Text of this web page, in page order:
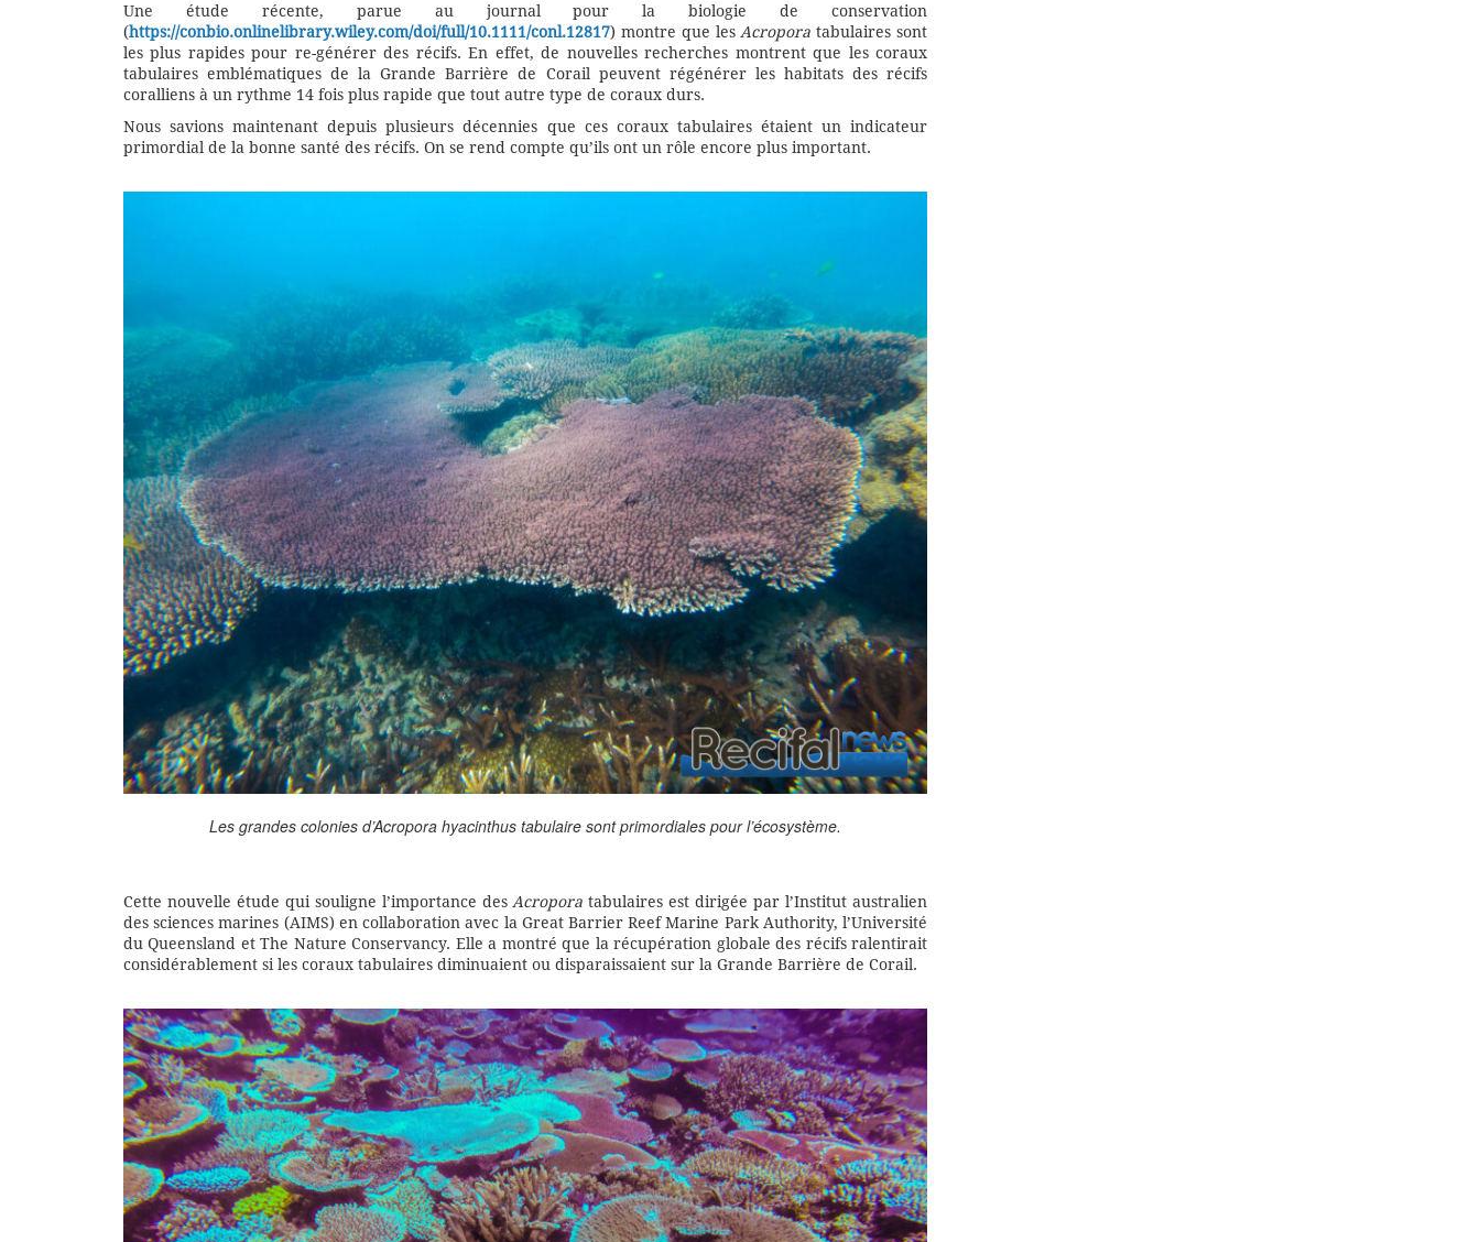
Une étude récente, parue au journal pour la biologie de conservation
(https://conbio.onlinelibrary.wiley.com/doi/full/10.1111/conl.12817) montre que lesAcropora tabulaires sont
les plus rapides pour re-générer des récifs. En effet, de nouvelles recherches montrent que les coraux
tabulaires emblématiques de la Grande Barrière de Corail peuvent régénérer les habitats des récifs
coralliens à un rythme 14 fois plus rapide que tout autre type de coraux durs.
Nous savions maintenant depuis plusieurs décennies que ces coraux tabulaires étaient un indicateur
primordial de la bonne santé des récifs. On se rend compte qu’ils ont un rôle encore plus important.
Les grandes colonies d’Acropora hyacinthus tabulaire sont primordiales pour l’écosystème.
Cette nouvelle étude qui souligne l’importance desAcropora tabulaires est dirigée par l’Institut australien
des sciences marines (AIMS) en collaboration avec la Great Barrier Reef Marine Park Authority, l’Université
du Queensland et The Nature Conservancy. Elle a montré que la récupération globale des récifs ralentirait
considérablement si les coraux tabulaires diminuaient ou disparaissaient sur la Grande Barrière de Corail.